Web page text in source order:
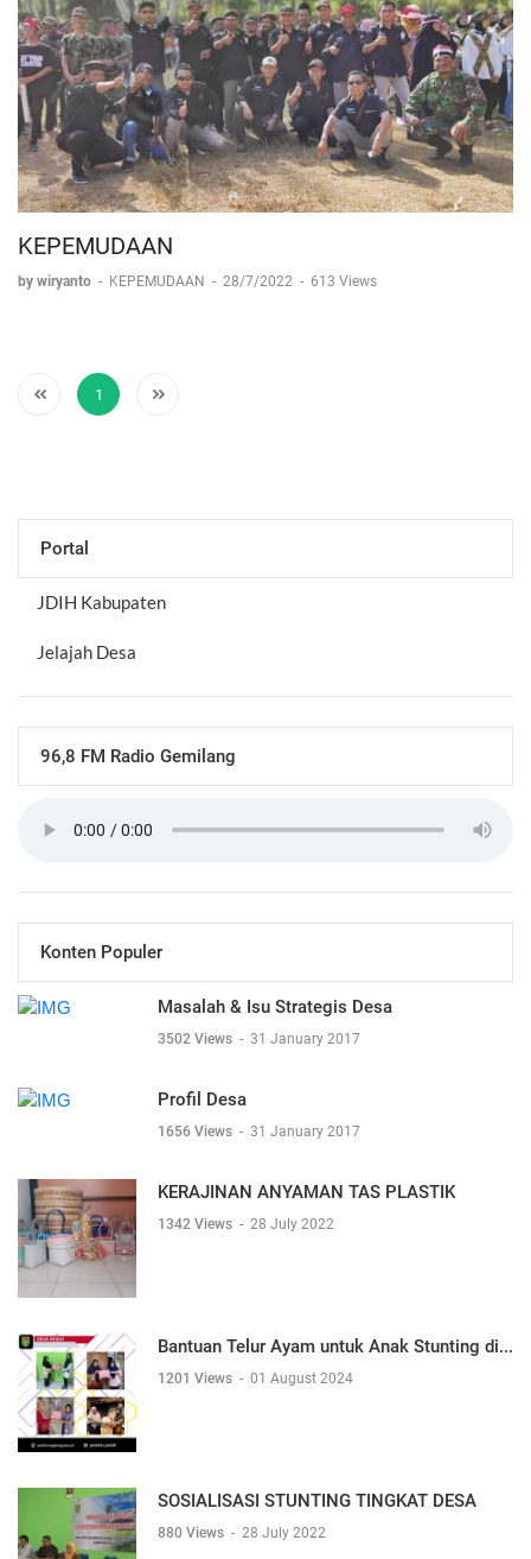
KEPEMUDAAN
by wiryanto - KEPEMUDAAN - 28/7/2022 - 613 Views
1
Portal
JDIH Kabupaten
Jelajah Desa
96,8 FM Radio Gemilang
Konten Populer
Masalah & Isu Strategis Desa
3502 Views - 31 January 2017
Profil Desa
1656 Views - 31 January 2017
KERAJINAN ANYAMAN TAS PLASTIK
1342 Views - 28 July 2022
Bantuan Telur Ayam untuk Anak Stunting di...
1201 Views - 01 August 2024
SOSIALISASI STUNTING TINGKAT DESA
880 Views - 28 July 2022